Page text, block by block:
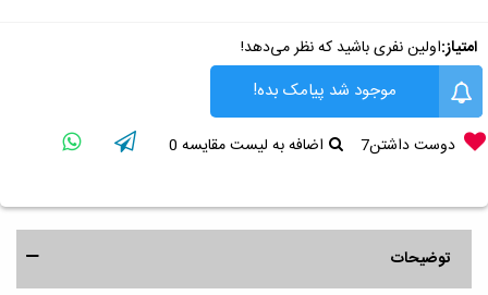
امتیاز:اولین نفری باشید که نظر می‌دهد!
موجود شد پیامک بده!
دوست داشتن7 اضافه به لیست مقایسه 0
توضیحات